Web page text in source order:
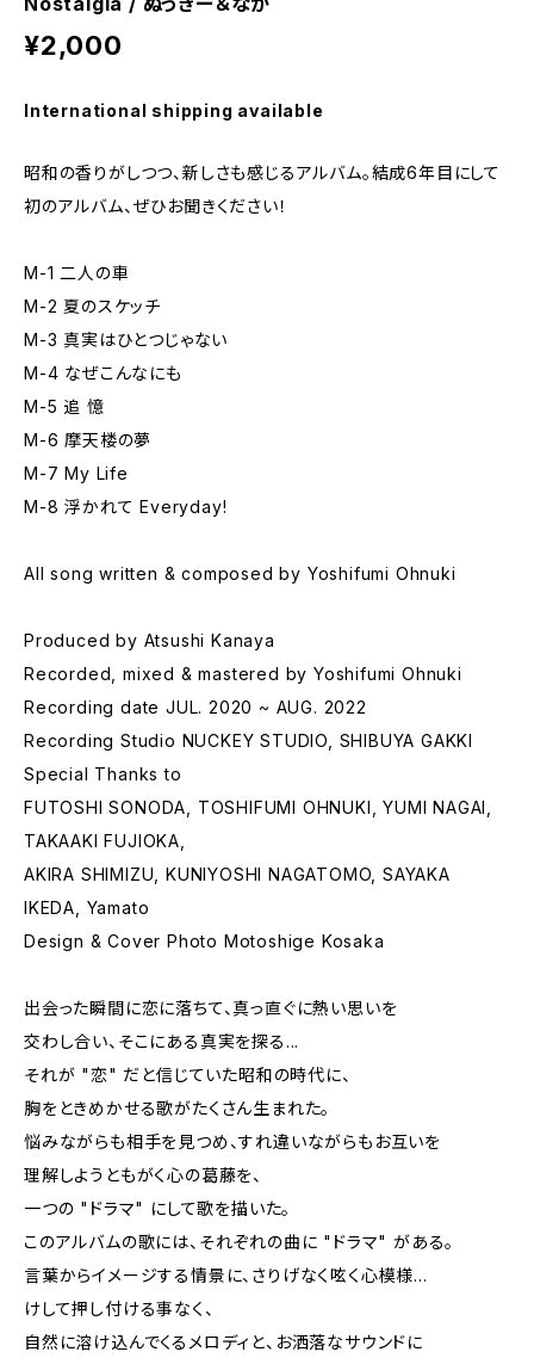
¥2,000
International shipping available
昭和の香りがしつつ、新しさも感じるアルバム。結成6年目にして
初のアルバム、ぜひお聞きください！
M-1 二人の車
M-2 夏のスケッチ
M-3 真実はひとつじゃない
M-4 なぜこんなにも
M-5 追 憶
M-6 摩天楼の夢
M-7 My Life
M-8 浮かれて Everyday!
All song written & composed by Yoshifumi Ohnuki
Produced by Atsushi Kanaya
Recorded, mixed & mastered by Yoshifumi Ohnuki
Recording date JUL. 2020 ~ AUG. 2022
Recording Studio NUCKEY STUDIO, SHIBUYA GAKKI
Special Thanks to
FUTOSHI SONODA, TOSHIFUMI OHNUKI, YUMI NAGAI,
TAKAAKI FUJIOKA,
AKIRA SHIMIZU, KUNIYOSHI NAGATOMO, SAYAKA
IKEDA, Yamato
Design & Cover Photo Motoshige Kosaka
出会った瞬間に恋に落ちて、真っ直ぐに熱い思いを
交わし合い、そこにある真実を探る...
それが "恋" だと信じていた昭和の時代に、
胸をときめかせる歌がたくさん生まれた。
悩みながらも相手を見つめ、すれ違いながらもお互いを
理解しようともがく心の葛藤を、
一つの "ドラマ" にして歌を描いた。
このアルバムの歌には、それぞれの曲に "ドラマ" がある。
言葉からイメージする情景に、さりげなく呟く心模様...
けして押し付ける事なく、
自然に溶け込んでくるメロディと、お洒落なサウンドに